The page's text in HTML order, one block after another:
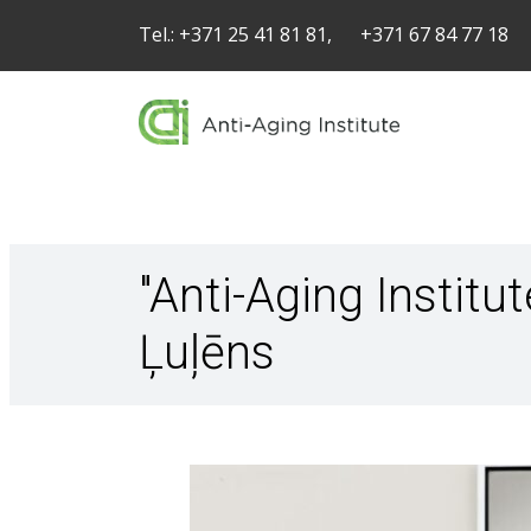
Tel.: +371 25 41 81 81, +371 67 84 77 18
"Anti-Aging
Ļuļēns